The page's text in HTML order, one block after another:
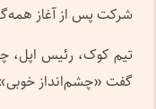
شرکت پس از آغاز
تیم کوک، رئیس اپل،
گفت «چشم‌انداز خوبی»